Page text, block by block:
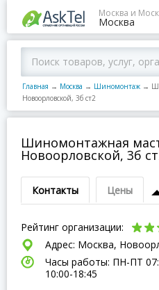
Москва и
Москва
Главная → Москва → Шиномонтаж →
Новоорловской, 3б ст2
Шиномонтажная
Новоорловской, 3б
Контакты Цены
Рейтинг организации:
Адрес: Москва,
Часы работы: ПН-ПТ
10:00-18:45